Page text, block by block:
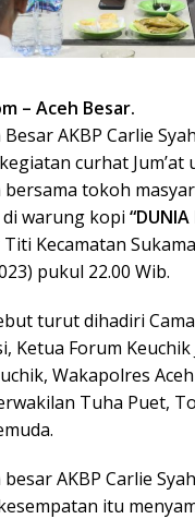
– Aceh Besar.
AKBP Carlie
curhat Jum’at
tokoh
warung kopi “DUNIA
Kecamatan
pukul 22.00 Wib.
turut dihadiri
Ketua Forum Keuchik
Wakapolres
Tuha Puet,
besar AKBP Carlie
itu